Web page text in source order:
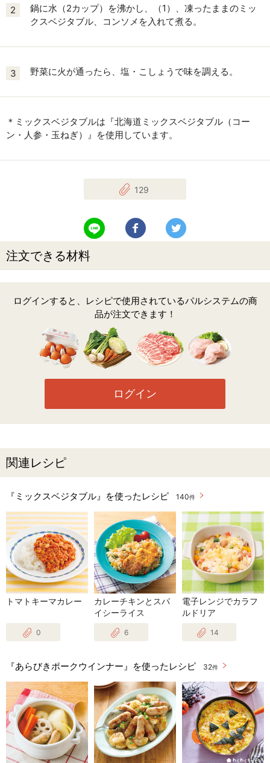
2
鍋に水（2カップ）を沸かし、（1）、凍ったままのミッ
クスベジタブル、コンソメを入れて煮る。
3 野菜に火が通ったら、塩・こしょうで味を調える。
＊ミックスベジタブルは『北海道ミックスベジタブル（コー
ン・人参・玉ねぎ）』を使用しています。
129
LINEで送る Facebookでシェアする
注文できる材料
ログインすると、レシピで使用されているパルシステムの商
品が注文できます！
ログイン
関連レシピ
『ミックスベジタブル』を使ったレシピ 140件
トマトキーマカレー
0
カレーチキンとスパ
イシーライス
6
電子レンジでカラフ
ルドリア
14
『あらびきポークウインナー』を使ったレシピ 32件